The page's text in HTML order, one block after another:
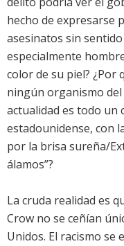
hecho de expresarse
asesinatos sin
especialmente
color de su piel? ¿Por
ningún organismo
actualidad es todo un
estadounidense, con
por la brisa sureña/
álamos”?
La cruda realidad es
Crow no se ceñían
Unidos. El racismo se